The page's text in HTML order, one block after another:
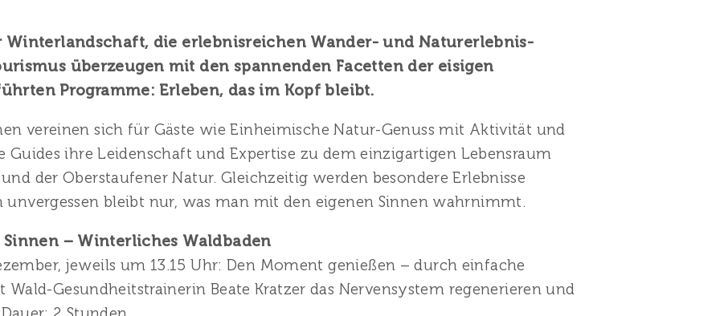
Winterlandschaft, die erlebnisreichen Wander- und Naturerlebnis-
überzeugen mit den spannenden Facetten der eisigen
Programme: Erleben, das im Kopf bleibt.
vereinen sich für Gäste wie Einheimische Natur-Genuss mit Aktivität und
Guides ihre Leidenschaft und Expertise zu dem einzigartigen Lebensraum
der Oberstaufener Natur. Gleichzeitig werden besondere Erlebnisse
bleibt nur, was man mit den eigenen Sinnen wahrnimmt.
– Winterliches Waldbaden
jeweils um 13.15 Uhr: Den Moment genießen – durch einfache
Gesundheitstrainerin Beate Kratzer das Nervensystem regenerieren und